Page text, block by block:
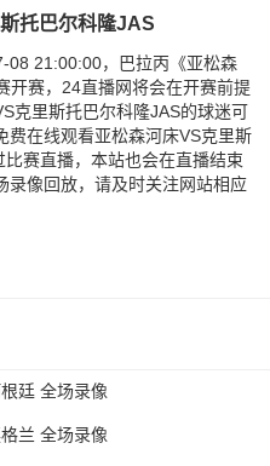
托巴尔科隆JAS
21:00:00，巴拉丙《亚松森
开赛，24直播网将会在开赛前提
克里斯托巴尔科隆JAS的球迷可
费在线观看亚松森河床VS克里斯
赛直播，本站也会在直播结束
录像回放，请及时关注网站相应
廷 全场录像
兰 全场录像